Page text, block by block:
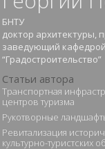
БНТУ
доктор архитектуры,
заведующий кафедрой
“Градостроительство”
Статьи автора
Транспортная
центров туризма
Рукотворные
Ревитализация
культурно-туристских